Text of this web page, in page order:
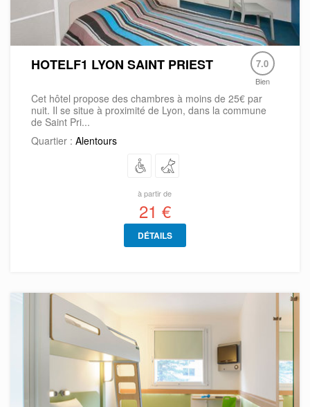
HOTELF1 LYON SAINT PRIEST 7.0
Bien
Cet hôtel propose des chambres à moins de 25€ par
nuit. Il se situe à proximité de Lyon, dans la commune
de Saint Pri...
Quartier : Alentours
à partir de
21 €
DÉTAILS